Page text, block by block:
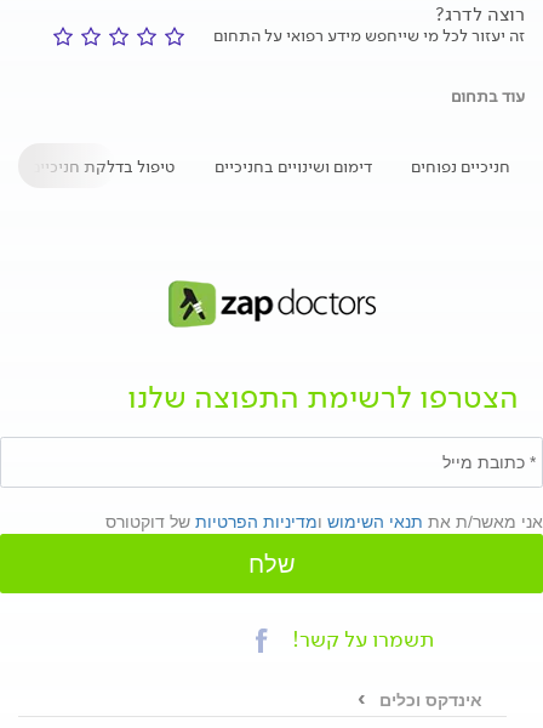
רוצה לדרג?
זה יעזור לכל מי שייחפש מידע רפואי על התחום
עוד בתחום
חניכיים נפוחים דימום ושינויים בחניכיים טיפול בדלקת חניכיים
הצטרפו לרשימת התפוצה שלנו
אני מאשר/ת את תנאי השימוש ומדיניות הפרטיות של דוקטורס
שלח
תשמרו על קשר!
אינדקס וכלים